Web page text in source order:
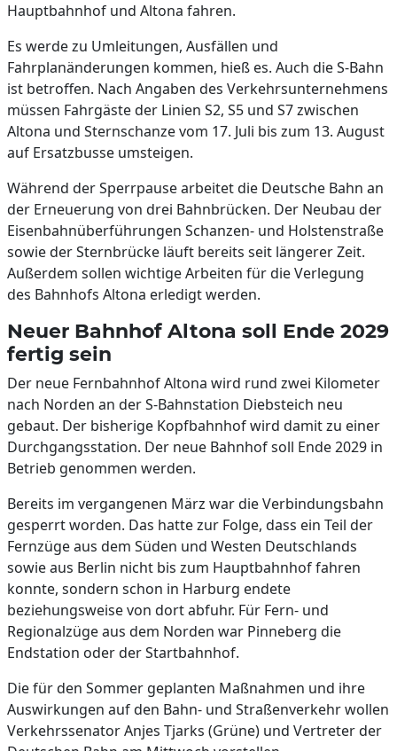
Hauptbahnhof und Altona fahren.
Es werde zu Umleitungen, Ausfällen und
Fahrplanänderungen kommen, hieß es. Auch die S-Bahn
ist betroffen. Nach Angaben des Verkehrsunternehmens
müssen Fahrgäste der Linien S2, S5 und S7 zwischen
Altona und Sternschanze vom 17. Juli bis zum 13. August
auf Ersatzbusse umsteigen.
Während der Sperrpause arbeitet die Deutsche Bahn an
der Erneuerung von drei Bahnbrücken. Der Neubau der
Eisenbahnüberführungen Schanzen- und Holstenstraße
sowie der Sternbrücke läuft bereits seit längerer Zeit.
Außerdem sollen wichtige Arbeiten für die Verlegung
des Bahnhofs Altona erledigt werden.
Neuer Bahnhof Altona soll Ende 2029
fertig sein
Der neue Fernbahnhof Altona wird rund zwei Kilometer
nach Norden an der S-Bahnstation Diebsteich neu
gebaut. Der bisherige Kopfbahnhof wird damit zu einer
Durchgangsstation. Der neue Bahnhof soll Ende 2029 in
Betrieb genommen werden.
Bereits im vergangenen März war die Verbindungsbahn
gesperrt worden. Das hatte zur Folge, dass ein Teil der
Fernzüge aus dem Süden und Westen Deutschlands
sowie aus Berlin nicht bis zum Hauptbahnhof fahren
konnte, sondern schon in Harburg endete
beziehungsweise von dort abfuhr. Für Fern- und
Regionalzüge aus dem Norden war Pinneberg die
Endstation oder der Startbahnhof.
Die für den Sommer geplanten Maßnahmen und ihre
Auswirkungen auf den Bahn- und Straßenverkehr wollen
Verkehrssenator Anjes Tjarks (Grüne) und Vertreter der